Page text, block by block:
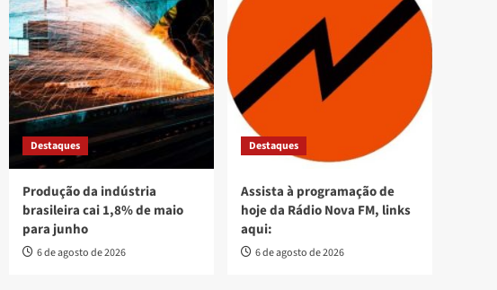
Destaques
Produção da indústria
brasileira cai 1,8% de maio
para junho
6 de agosto de 2026
Destaques
Assista à programação de
hoje da Rádio Nova FM, links
aqui:
6 de agosto de 2026